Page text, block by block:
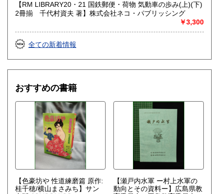
【RM LIBRARY20・21 国鉄郵便・荷物 気動車の歩み(上)(下)
2冊揃 千代村資夫 著】株式会社ネコ・パブリッシング
￥3,300
全ての新着情報
おすすめの書籍
【色豪坊や 性道練磨篇 原作:
桂千穂/横山まさみち】サン
【瀬戸内水軍 ー村上水軍の
動向とその資料ー】広島県教